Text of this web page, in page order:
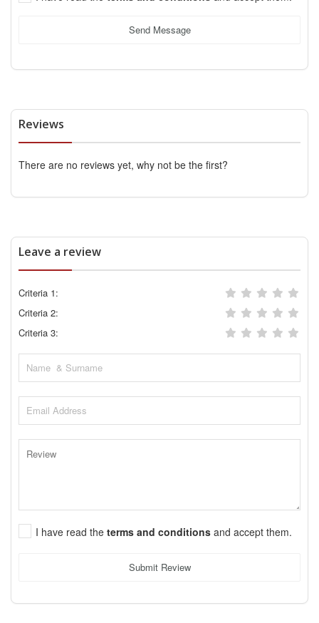
Send Message
Reviews
There are no reviews yet, why not be the first?
Leave a review
Criteria 1:
Criteria 2:
Criteria 3:
I have read the terms and conditions and accept them.
Submit Review